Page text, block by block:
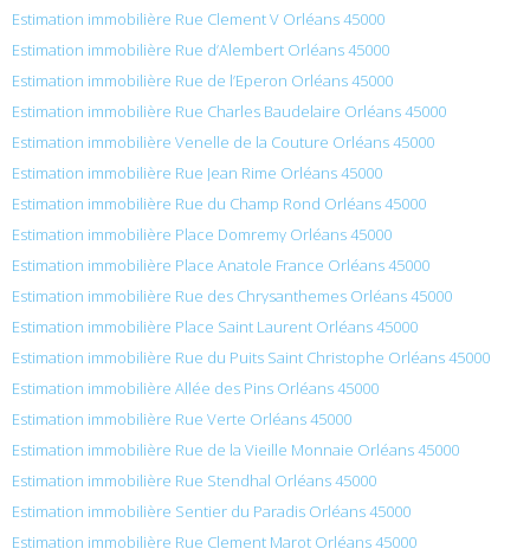
Estimation immobilière Rue Clement V Orléans 45000
Estimation immobilière Rue d’Alembert Orléans 45000
Estimation immobilière Rue de l’Eperon Orléans 45000
Estimation immobilière Rue Charles Baudelaire Orléans 45000
Estimation immobilière Venelle de la Couture Orléans 45000
Estimation immobilière Rue Jean Rime Orléans 45000
Estimation immobilière Rue du Champ Rond Orléans 45000
Estimation immobilière Place Domremy Orléans 45000
Estimation immobilière Place Anatole France Orléans 45000
Estimation immobilière Rue des Chrysanthemes Orléans 45000
Estimation immobilière Place Saint Laurent Orléans 45000
Estimation immobilière Rue du Puits Saint Christophe Orléans 45000
Estimation immobilière Allée des Pins Orléans 45000
Estimation immobilière Rue Verte Orléans 45000
Estimation immobilière Rue de la Vieille Monnaie Orléans 45000
Estimation immobilière Rue Stendhal Orléans 45000
Estimation immobilière Sentier du Paradis Orléans 45000
Estimation immobilière Rue Clement Marot Orléans 45000